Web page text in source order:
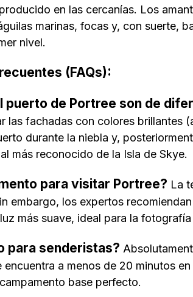
en las cercanías. Los
marinas, focas y, con suerte,
nivel.
(FAQs):
puerto de Portree son de
las fachadas con colores brillantes
durante la niebla y,
más reconocido de la Isla de Skye.
para visitar Portree? La
embargo, los expertos
más suave, ideal para la fotografía
para senderistas?
a menos de 20 minutos
base perfecto.